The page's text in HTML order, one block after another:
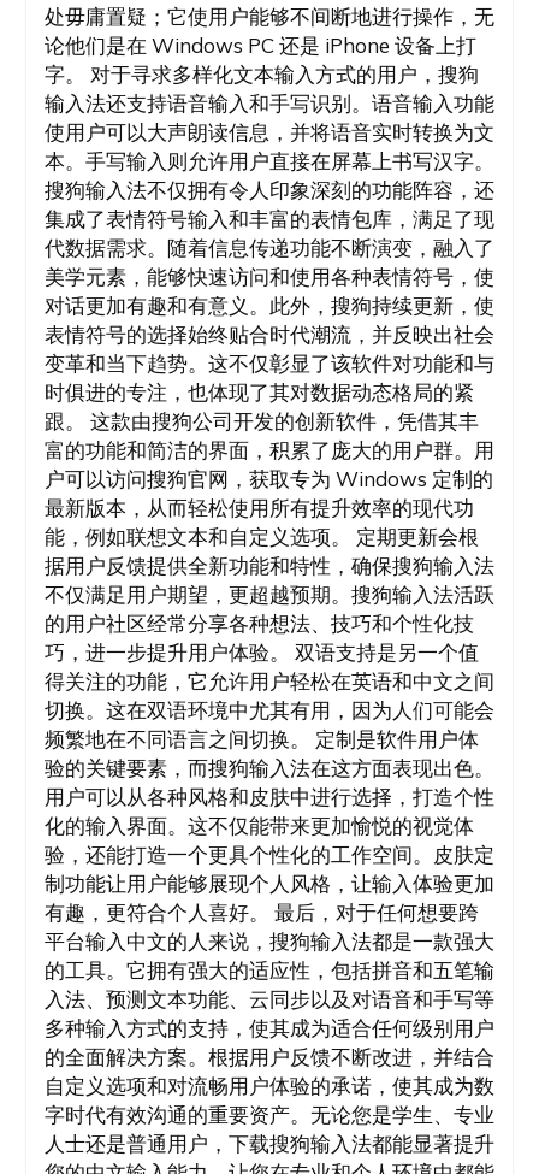
处毋庸置疑；它使用户能够不间断地进行操作，无
论他们是在 Windows PC 还是 iPhone 设备上打
字。 对于寻求多样化文本输入方式的用户，搜狗
输入法还支持语音输入和手写识别。语音输入功能
使用户可以大声朗读信息，并将语音实时转换为文
本。手写输入则允许用户直接在屏幕上书写汉字。
搜狗输入法不仅拥有令人印象深刻的功能阵容，还
集成了表情符号输入和丰富的表情包库，满足了现
代数据需求。随着信息传递功能不断演变，融入了
美学元素，能够快速访问和使用各种表情符号，使
对话更加有趣和有意义。此外，搜狗持续更新，使
表情符号的选择始终贴合时代潮流，并反映出社会
变革和当下趋势。这不仅彰显了该软件对功能和与
时俱进的专注，也体现了其对数据动态格局的紧
跟。 这款由搜狗公司开发的创新软件，凭借其丰
富的功能和简洁的界面，积累了庞大的用户群。用
户可以访问搜狗官网，获取专为 Windows 定制的
最新版本，从而轻松使用所有提升效率的现代功
能，例如联想文本和自定义选项。 定期更新会根
据用户反馈提供全新功能和特性，确保搜狗输入法
不仅满足用户期望，更超越预期。搜狗输入法活跃
的用户社区经常分享各种想法、技巧和个性化技
巧，进一步提升用户体验。 双语支持是另一个值
得关注的功能，它允许用户轻松在英语和中文之间
切换。这在双语环境中尤其有用，因为人们可能会
频繁地在不同语言之间切换。 定制是软件用户体
验的关键要素，而搜狗输入法在这方面表现出色。
用户可以从各种风格和皮肤中进行选择，打造个性
化的输入界面。这不仅能带来更加愉悦的视觉体
验，还能打造一个更具个性化的工作空间。皮肤定
制功能让用户能够展现个人风格，让输入体验更加
有趣，更符合个人喜好。 最后，对于任何想要跨
平台输入中文的人来说，搜狗输入法都是一款强大
的工具。它拥有强大的适应性，包括拼音和五笔输
入法、预测文本功能、云同步以及对语音和手写等
多种输入方式的支持，使其成为适合任何级别用户
的全面解决方案。根据用户反馈不断改进，并结合
自定义选项和对流畅用户体验的承诺，使其成为数
字时代有效沟通的重要资产。无论您是学生、专业
人士还是普通用户，下载搜狗输入法都能显著提升